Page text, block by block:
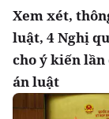
Xem xét,
luật, 4 Nghị
cho ý kiến lần
án luật